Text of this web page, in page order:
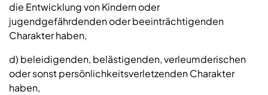
die Entwicklung von Kindern oder
jugendgefährdenden oder beeinträchtigenden
Charakter haben,
d) beleidigenden, belästigenden, verleumderischen
oder sonst persönlichkeitsverletzenden Charakter
haben,